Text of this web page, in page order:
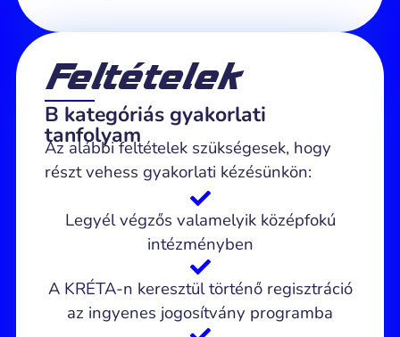
Feltételek
B kategóriás gyakorlati
tanfolyam
Az alábbi feltételek szükségesek, hogy
részt vehess gyakorlati kézésünkön:
Legyél végzős valamelyik középfokú
intézményben
A KRÉTA-n keresztül történő regisztráció
az ingyenes jogosítvány programba